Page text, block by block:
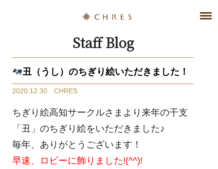
Staff Blog
丑（うし）のちぎり絵いただきました！
2020.12.30 CHRES
ちぎり絵高知サークルさまより来年の干支
「丑」のちぎり絵をいただきました♪
毎年、ありがとうございます！
早速、ロビーに飾りました!(^^)!